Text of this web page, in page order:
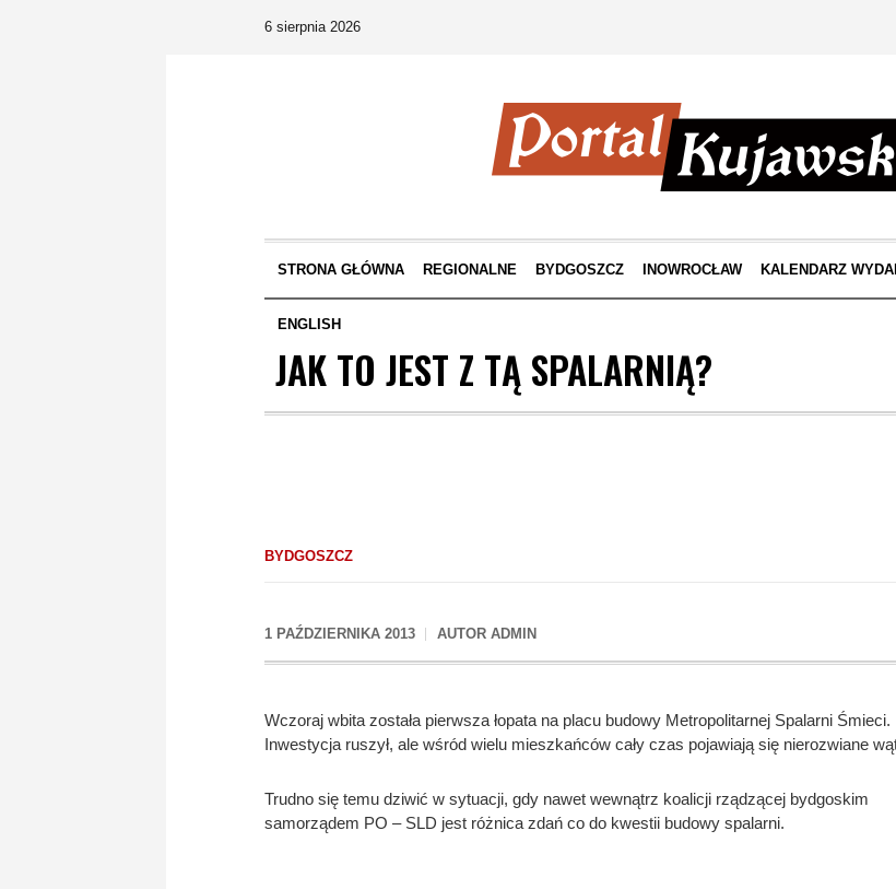
6 sierpnia 2026
STRONA GŁÓWNA REGIONALNE BYDGOSZCZ INOWROCŁAW KALENDARZ
ENGLISH
JAK TO JEST Z TĄ SPALARNIĄ?
BYDGOSZCZ
1 PAŹDZIERNIKA 2013 AUTOR ADMIN
Wczoraj wbita została pierwsza łopata na placu budowy Metropolitarnej Spalarni Śmieci.
Inwestycja ruszył, ale wśród wielu mieszkańców cały czas pojawiają się nierozwiane
Trudno się temu dziwić w sytuacji, gdy nawet wewnątrz koalicji rządzącej bydgoskim
samorządem PO – SLD jest różnica zdań co do kwestii budowy spalarni.